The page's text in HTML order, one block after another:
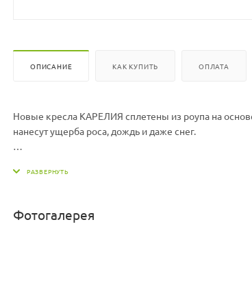
ОПИСАНИЕ КАК КУПИТЬ ОПЛАТА
Новые кресла КАРЕЛИЯ сплетены из роупа на
нанесут ущерба роса, дождь и даже снег.
Сварочные швы тщательно зачищают перед
Материал подушки: Чехол - ткань мебельная,
Фотогалерея